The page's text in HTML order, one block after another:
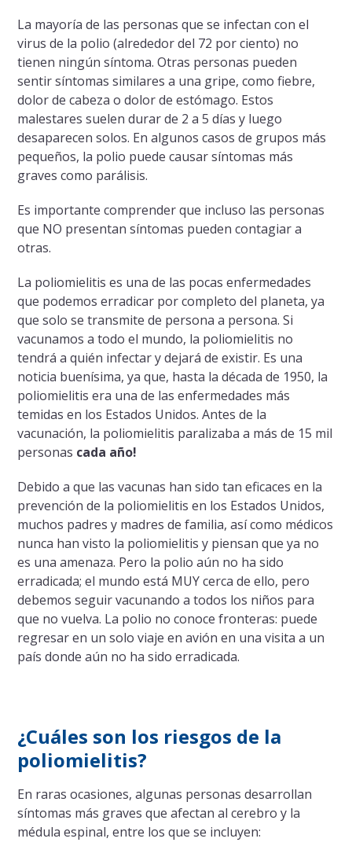
La mayoría de las personas que se infectan con el
virus de la polio (alrededor del 72 por ciento) no
tienen ningún síntoma. Otras personas pueden
sentir síntomas similares a una gripe, como fiebre,
dolor de cabeza o dolor de estómago. Estos
malestares suelen durar de 2 a 5 días y luego
desaparecen solos. En algunos casos de grupos más
pequeños, la polio puede causar síntomas más
graves como parálisis.
Es importante comprender que incluso las personas
que NO presentan síntomas pueden contagiar a
otras.
La poliomielitis es una de las pocas enfermedades
que podemos erradicar por completo del planeta, ya
que solo se transmite de persona a persona. Si
vacunamos a todo el mundo, la poliomielitis no
tendrá a quién infectar y dejará de existir. Es una
noticia buenísima, ya que, hasta la década de 1950, la
poliomielitis era una de las enfermedades más
temidas en los Estados Unidos. Antes de la
vacunación, la poliomielitis paralizaba a más de 15 mil
personas cada año!
Debido a que las vacunas han sido tan eficaces en la
prevención de la poliomielitis en los Estados Unidos,
muchos padres y madres de familia, así como médicos
nunca han visto la poliomielitis y piensan que ya no
es una amenaza. Pero la polio aún no ha sido
erradicada; el mundo está MUY cerca de ello, pero
debemos seguir vacunando a todos los niños para
que no vuelva. La polio no conoce fronteras: puede
regresar en un solo viaje en avión en una visita a un
país donde aún no ha sido erradicada.
¿Cuáles son los riesgos de la
poliomielitis?
En raras ocasiones, algunas personas desarrollan
síntomas más graves que afectan al cerebro y la
médula espinal, entre los que se incluyen: